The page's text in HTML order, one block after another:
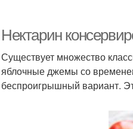
сиропе
Нектарин в сиропе
Нектарин
Существует множество
яблочные джемы со
беспроигрышный вариант.